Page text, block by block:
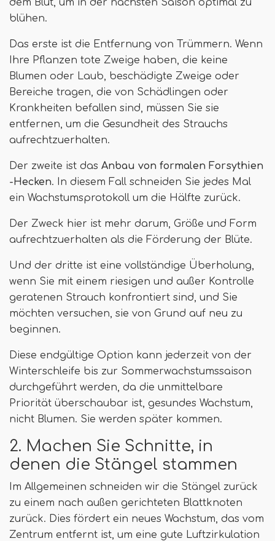
dem Blut, um in der nächsten Saison optimal zu
blühen.
Das erste ist die Entfernung von Trümmern. Wenn
Ihre Pflanzen tote Zweige haben, die keine
Blumen oder Laub, beschädigte Zweige oder
Bereiche tragen, die von Schädlingen oder
Krankheiten befallen sind, müssen Sie sie
entfernen, um die Gesundheit des Strauchs
aufrechtzuerhalten.
Der zweite ist das Anbau von formalen Forsythien
-Hecken. In diesem Fall schneiden Sie jedes Mal
ein Wachstumsprotokoll um die Hälfte zurück.
Der Zweck hier ist mehr darum, Größe und Form
aufrechtzuerhalten als die Förderung der Blüte.
Und der dritte ist eine vollständige Überholung,
wenn Sie mit einem riesigen und außer Kontrolle
geratenen Strauch konfrontiert sind, und Sie
möchten versuchen, sie von Grund auf neu zu
beginnen.
Diese endgültige Option kann jederzeit von der
Winterschleife bis zur Sommerwachstumssaison
durchgeführt werden, da die unmittelbare
Priorität überschaubar ist, gesundes Wachstum,
nicht Blumen. Sie werden später kommen.
2. Machen Sie Schnitte, in
denen die Stängel stammen
Im Allgemeinen schneiden wir die Stängel zurück
zu einem nach außen gerichteten Blattknoten
zurück. Dies fördert ein neues Wachstum, das vom
Zentrum entfernt ist, um eine gute Luftzirkulation